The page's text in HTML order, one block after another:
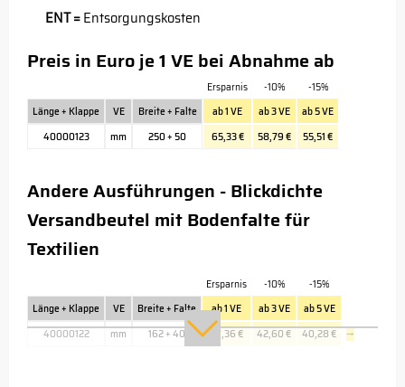
ENT =Entsorgungskosten
Preis in Euro je 1 VE bei Abnahme ab
Ersparnis -10%
-15%
Länge + Klappe
VE Breite + Falte ab 1 VE ab 3 VE
ab 5 VE
40000123
mm 250 + 50 65,33 € 58,79 € 55,51 €
Andere Ausführungen - Blickdichte
Versandbeutel mit Bodenfalte für
Textilien
Ersparnis -10%
-15%
Länge + Klappe
VE Breite + Falte ab 1 VE ab 3 VE
ab 5 VE
40000122
mm 162 + 40 47,36 € 42,60 € 40,28 € →